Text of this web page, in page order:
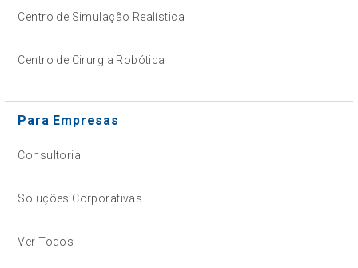
Centro de Simulação Realística
Centro de Cirurgia Robótica
Para Empresas
Consultoria
Soluções Corporativas
Ver Todos